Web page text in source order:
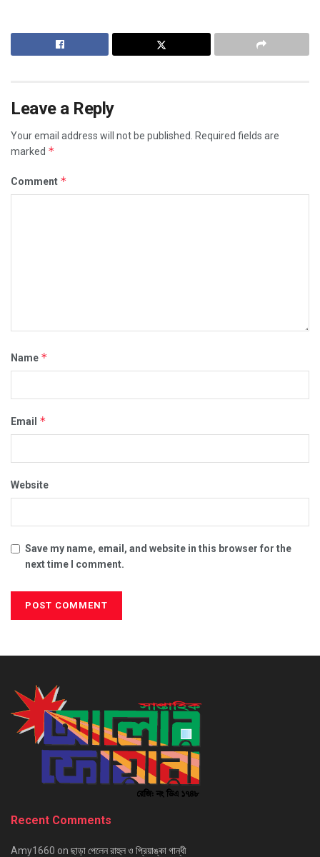
Leave a Reply
Your email address will not be published.
Required fields are
marked *
Comment *
Name *
Email *
Website
Save my name, email, and website in this browser for the
next time I comment.
Recent Comments
Amy1660 on ছাড়া পেলেন রাহুল ও প্রিয়াঙ্কা গান্ধী